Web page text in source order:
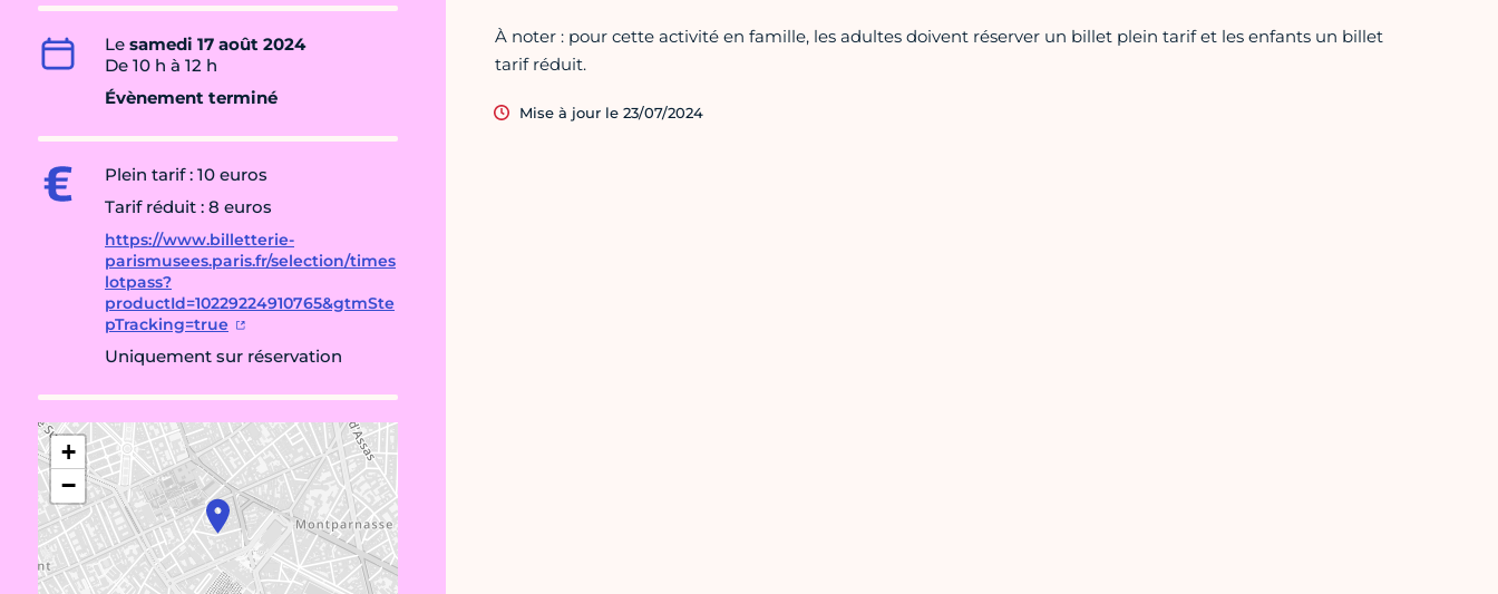
Le samedi 17 août 2024
De 10 h à 12 h
Évènement terminé
Plein tarif : 10 euros
Tarif réduit : 8 euros
https://www.billetterie-
parismusees.paris.fr/selection/times
lotpass?
productId=10229224910765&gtmSte
pTracking=true
Uniquement sur réservation
+
−
À noter : pour cette activité en famille, les adultes doivent réserver un billet plein tarif et les enfants un billet
tarif réduit.
Mise à jour le 23/07/2024